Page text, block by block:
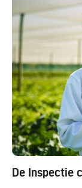
De Inspectie